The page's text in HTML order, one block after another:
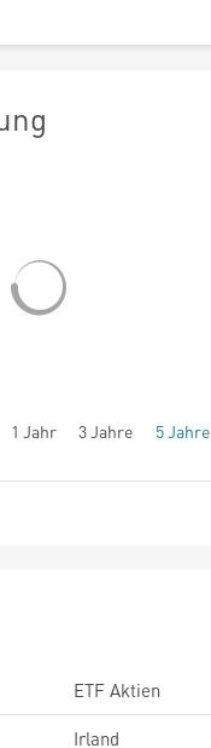
1 Jahr 3 Jahre 5 Jahre
ETF Aktien
Irland